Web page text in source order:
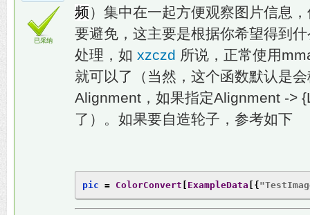
已采纳
频）集中在一起方便观察图片信息
要避免，这主要是根据你希望得到
处理，如 xzczd 所说，正常使用
就可以了（当然，这个函数默认是
Alignment，如果指定Alignment ->
了）。如果要自造轮子，参考如下
pic = ColorConvert [ ExampleData [{